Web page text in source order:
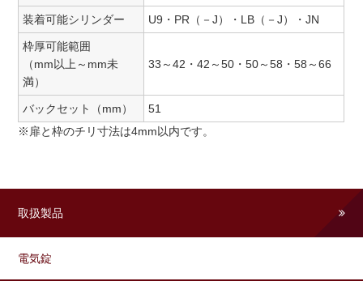
装着可能シリンダー U9・PR（－J）・LB（－J）・JN
枠厚可能範囲
（mm以上～mm未
満）
33～42・42～50・50～58・58～66
バックセット（mm）
51
※扉と枠のチリ寸法は4mm以内です。
取扱製品
電気錠